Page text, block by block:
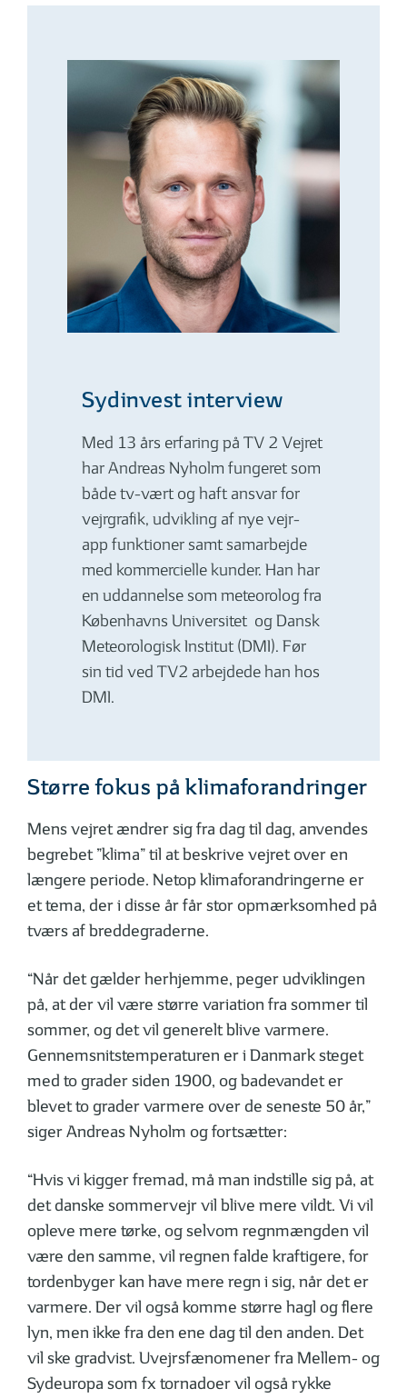
Sydinvest interview
Med 13 års erfaring på TV 2 Vejret
har Andreas Nyholm fungeret som
både tv-vært og haft ansvar for
vejrgrafik, udvikling af nye vejr-
app funktioner samt samarbejde
med kommercielle kunder. Han har
en uddannelse som meteorolog fra
Københavns Universitet og Dansk
Meteorologisk Institut (DMI). Før
sin tid ved TV2 arbejdede han hos
DMI.
Større fokus på klimaforandringer
Mens vejret ændrer sig fra dag til dag, anvendes
begrebet ”klima” til at beskrive vejret over en
længere periode. Netop klimaforandringerne er
et tema, der i disse år får stor opmærksomhed på
tværs af breddegraderne.
“Når det gælder herhjemme, peger udviklingen
på, at der vil være større variation fra sommer til
sommer, og det vil generelt blive varmere.
Gennemsnitstemperaturen er i Danmark steget
med to grader siden 1900, og badevandet er
blevet to grader varmere over de seneste 50 år,”
siger Andreas Nyholm og fortsætter:
“Hvis vi kigger fremad, må man indstille sig på, at
det danske sommervejr vil blive mere vildt. Vi vil
opleve mere tørke, og selvom regnmængden vil
være den samme, vil regnen falde kraftigere, for
tordenbyger kan have mere regn i sig, når det er
varmere. Der vil også komme større hagl og flere
lyn, men ikke fra den ene dag til den anden. Det
vil ske gradvist. Uvejrsfænomener fra Mellem- og
Sydeuropa som fx tornadoer vil også rykke